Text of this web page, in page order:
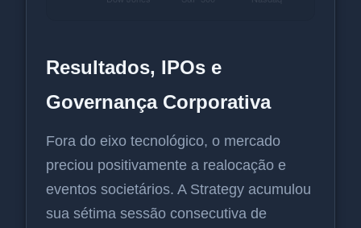
Resultados, IPOs e
Governança Corporativa
Fora do eixo tecnológico, o mercado
preciou positivamente a realocação e
eventos societários. A Strategy acumulou
sua sétima sessão consecutiva de